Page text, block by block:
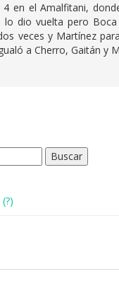
en el Amalfitani,
lo dio vuelta pero
veces y Martínez
a Cherro, Gaitán y